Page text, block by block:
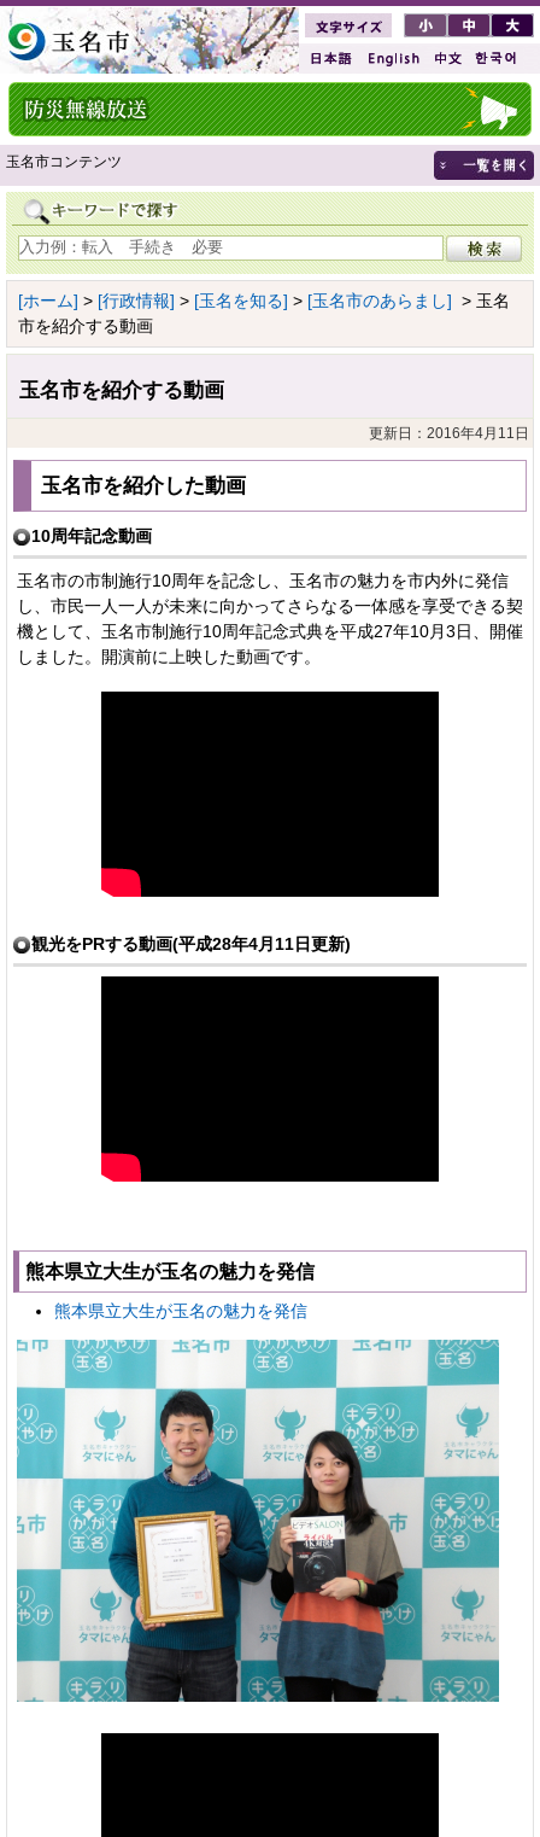
玉名市コンテンツ
[ホーム] > [行政情報] > [玉名を知る] > [玉名市のあらまし] > 玉名
市を紹介する動画
玉名市を紹介する動画
更新日：2016年4月11日
玉名市を紹介した動画
10周年記念動画
玉名市の市制施行10周年を記念し、玉名市の魅力を市内外に発信
し、市民一人一人が未来に向かってさらなる一体感を享受できる契
機として、玉名市制施行10周年記念式典を平成27年10月3日、開催
しました。開演前に上映した動画です。
観光をPRする動画(平成28年4月11日更新)
熊本県立大生が玉名の魅力を発信
熊本県立大生が玉名の魅力を発信